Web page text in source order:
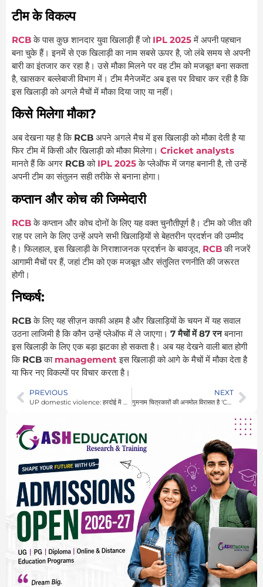
टीम के विकल्प
RCB के पास कुछ शानदार युवा खिलाड़ी हैं जो IPL 2025में अपनी पहचान
बना चुके हैं। इनमें से एक खिलाड़ी का नाम सबसे ऊपर है, जो लंबे समय से अपनी
बारी का इंतजार कर रहा है। उसे मौका मिलने पर वह टीम को मजबूत बना सकता
है, खासकर बल्लेबाजी विभाग में। टीम मैनेजमेंट अब इस पर विचार कर रही है कि
इस खिलाड़ी को अगले मैचों में मौका दिया जाए या नहीं।
किसे मिलेगा मौका?
अब देखना यह है कि RCB अपने अगले मैच में इस खिलाड़ी को मौका देती है या
फिर टीम में किसी और खिलाड़ी को मौका मिलेगा। Cricket analysts
मानते हैं कि अगर RCBको IPL 2025के प्लेऑफ में जगह बनानी है, तो उन्हें
अपनी टीम का संतुलन सही तरीके से बनाना होगा।
कप्तान और कोच की जिम्मेदारी
RCB के कप्तान और कोच दोनों के लिए यह वक्त चुनौतीपूर्ण है। टीम को जीत की
राह पर लाने के लिए उन्हें अपने सभी खिलाड़ियों से बेहतरीन प्रदर्शन की उम्मीद
है। फिलहाल, इस खिलाड़ी के निराशाजनक प्रदर्शन के बावजूद, RCB की नजरें
आगामी मैचों पर हैं, जहां टीम को एक मजबूत और संतुलित रणनीति की जरूरत
होगी।
निष्कर्ष:
RCBके लिए यह सीज़न काफी अहम है और खिलाड़ियों के चयन में यह सवाल
उठना लाजिमी है कि कौन उन्हें प्लेऑफ में ले जाएगा। 7 मैचों में 87 रनबनाना
इस खिलाड़ी के लिए एक बड़ा झटका हो सकता है। अब यह देखने वाली बात होगी
कि RCBका managementइस खिलाड़ी को आगे के मैचों में मौका देता है
या फिर नए विकल्पों पर विचार करता है।
PREVIOUS
UP domestic violence: हरदोई में husband cuts wife’s hair क्योंकि दहेज में नहीं मिला कूलर और फ्रिज
NEXT
गुमनाम चित्रकारों की अनमोल विरासत है ‘Company Painting’… DAG में 200 साल के इतिहास से सजी दीवारें